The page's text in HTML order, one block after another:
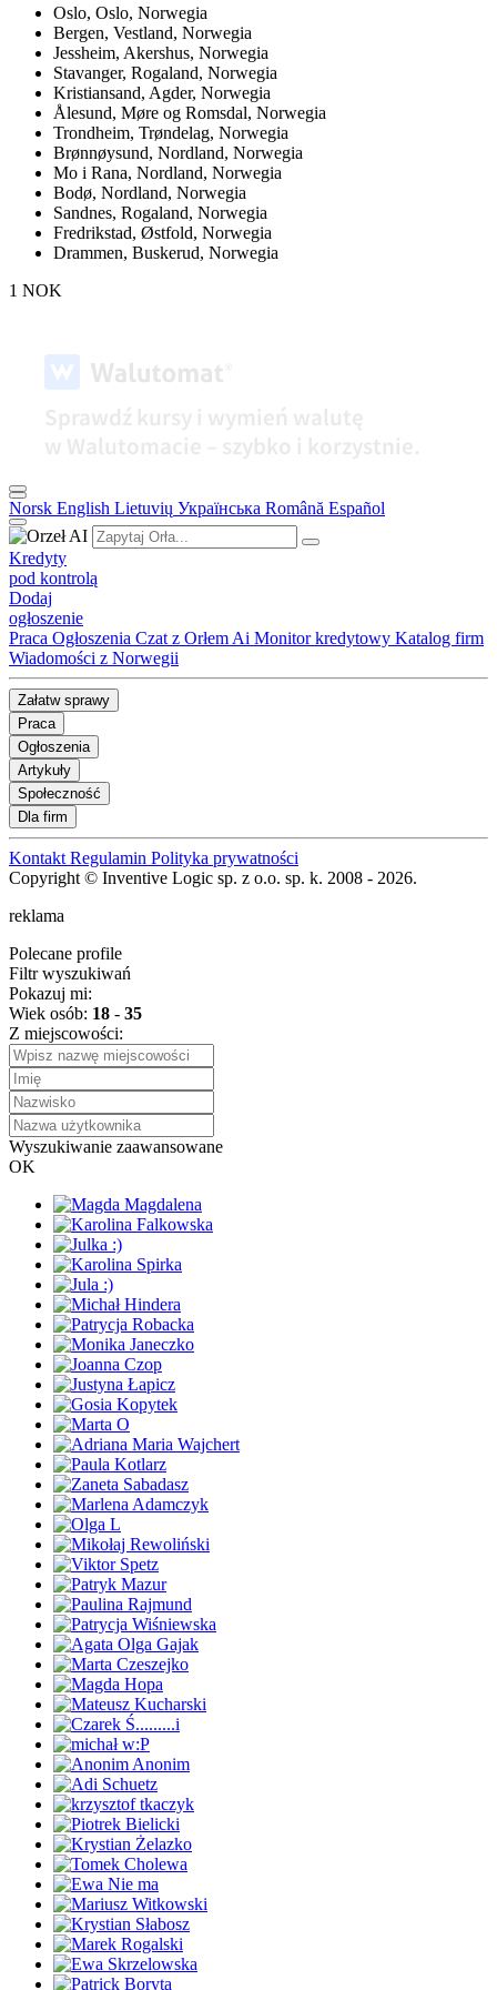
Oslo, Oslo, Norwegia
Bergen, Vestland, Norwegia
Jessheim, Akershus, Norwegia
Stavanger, Rogaland, Norwegia
Kristiansand, Agder, Norwegia
Ålesund, Møre og Romsdal, Norwegia
Trondheim, Trøndelag, Norwegia
Brønnøysund, Nordland, Norwegia
Mo i Rana, Nordland, Norwegia
Bodø, Nordland, Norwegia
Sandnes, Rogaland, Norwegia
Fredrikstad, Østfold, Norwegia
Drammen, Buskerud, Norwegia
1 NOK
Norsk English Lietuvių Українська Română Español
Kredyty
pod kontrolą
Dodaj
ogłoszenie
Praca Ogłoszenia Czat z Orłem Ai Monitor kredytowy Katalog firm
Wiadomości z Norwegii
Załatw sprawy
Praca
Ogłoszenia
Artykuły
Społeczność
Dla firm
Kontakt Regulamin Polityka prywatności
Copyright © Inventive Logic sp. z o.o. sp. k. 2008 - 2026.
reklama
Polecane profile
Filtr wyszukiwań
Pokazuj mi:
Wiek osób: 18 - 35
Z miejscowości:
Wyszukiwanie zaawansowane
OK